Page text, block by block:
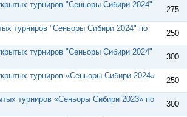
турниров "Сеньоры Сибири 2024"
275
турниров "Сеньоры Сибири 2024" по
250
турниров "Сеньоры Сибири 2024"
300
турниров «Сеньоры Сибири 2024»
250
турниров «Сеньоры Сибири 2023» по
300